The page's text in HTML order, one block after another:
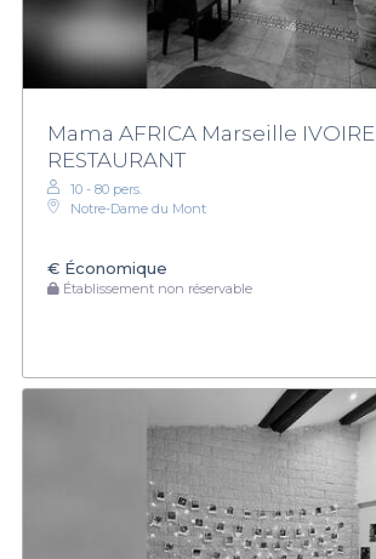
Mama AFRICA Marseille IVOIRE
RESTAURANT
10 - 80 pers.
Notre-Dame du Mont
€ Économique
Établissement non réservable